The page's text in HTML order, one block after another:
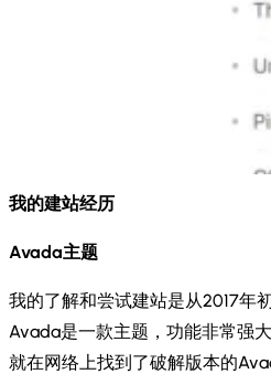
我的建站经历
Avada主题
我的了解和尝试建站是从2017年
Avada是一款主题，功能非常强
就在网络上找到了破解版本的